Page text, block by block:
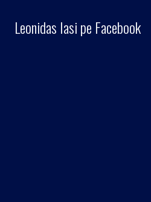
Leonidas Iasi pe Facebook